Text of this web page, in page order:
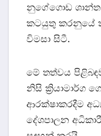
නුගේගොඩ ශාන්ත
කටයුතු කරනුයේ
විමසා සිටී.
මේ තත්වය
නිසි ක්‍රියාමාර්ග
ආරක්ෂාකරදීම
දේශපාලන